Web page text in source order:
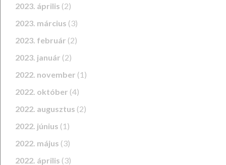
2023. április (2)
2023. március (3)
2023. február (2)
2023. január (2)
2022. november (1)
2022. október (4)
2022. augusztus (2)
2022. június (1)
2022. május (3)
2022. április (3)